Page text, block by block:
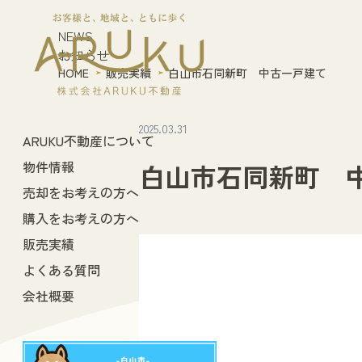
ARUKU不動産について
物件情報
売却をお考えの方へ
購入をお考えの方へ
販売実績
よくある質問
会社概要
NEWS
お知らせ
HOME 販売実績 白山市石同新町 中古一戸建て
2025.03.31
白山市石同新町